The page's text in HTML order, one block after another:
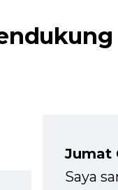
Jumat
Saya